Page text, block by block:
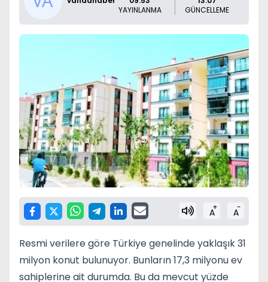
YAYINLANMA
GÜNCELLEME
A+ A-
Resmi verilere göre Türkiye genelinde yaklaşık 31
milyon konut bulunuyor. Bunların 17,3 milyonu ev
sahiplerine ait durumda. Bu da mevcut yüzde